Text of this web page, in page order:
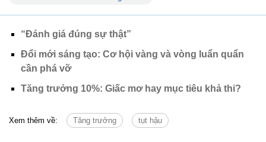
“Đánh giá đúng sự thật”
Đổi mới sáng tạo: Cơ hội vàng và vòng luẩn quẩn
cần phá vỡ
Tăng trưởng 10%: Giấc mơ hay mục tiêu khả thi?
Xem thêm về: Tăng trưởng tụt hậu